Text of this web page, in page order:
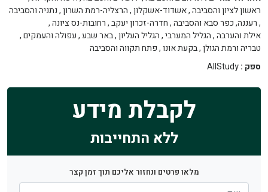
ראשון לציון והסביבה,אשדוד-אשקלון,הרצליה-רמת השרון,נתניה והסביבה
,רעננה, כפר סבא והסביבה,חדרה-זכרון יעקב,רחובות-נס ציונה,
אילת והערבה,הגליל המערבי,הגליל העליון,באר שבע,עפולה והעמקים,
טבריה ורמת הגולן,בקעת אונו,פתח תקווה והסביבה
ספק :AllStudy
לקבלת מידע
ללא התחייבות
מלאו פרטים ונחזור אליכם תוך זמן קצר